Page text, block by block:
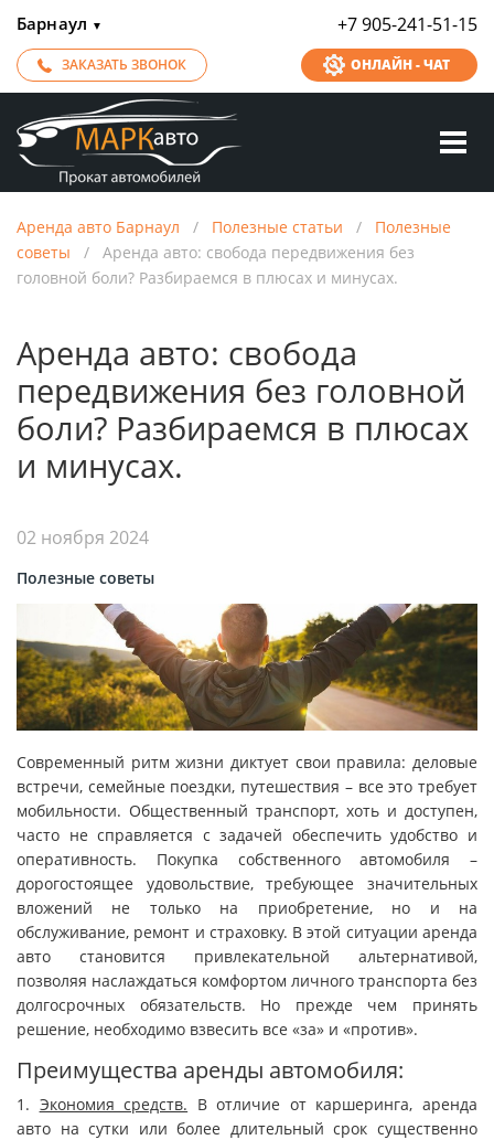
Барнаул ▼ +7 905-241-51-15
ЗАКАЗАТЬ ЗВОНОК ОНЛАЙН - ЧАТ
Аренда авто Барнаул / Полезные статьи / Полезные
советы / Аренда авто: свобода передвижения без
головной боли? Разбираемся в плюсах и минусах.
Аренда авто: свобода
передвижения без головной
боли? Разбираемся в плюсах
и минусах.
02 ноября 2024
Полезные советы
Современный ритм жизни диктует свои правила: деловые
встречи, семейные поездки, путешествия – все это требует
мобильности. Общественный транспорт, хоть и доступен,
часто не справляется с задачей обеспечить удобство и
оперативность. Покупка собственного автомобиля –
дорогостоящее удовольствие, требующее значительных
вложений не только на приобретение, но и на
обслуживание, ремонт и страховку. В этой ситуации аренда
авто становится привлекательной альтернативой,
позволяя наслаждаться комфортом личного транспорта без
долгосрочных обязательств. Но прежде чем принять
решение, необходимо взвесить все «за» и «против».
Преимущества аренды автомобиля:
1. Экономия средств. В отличие от каршеринга, аренда
авто на сутки или более длительный срок существенно